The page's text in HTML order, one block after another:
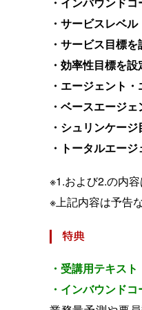
・サービスレベ
・サービス目標
・効率性目標を設
・エージェント
・ベースエージ
・シュリンケー
・トータルエー
※1.および2.の内
※上記内容は予告
・受講用テキスト
・インバウンド